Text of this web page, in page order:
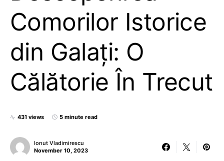
Comorilor Istorice
din Galați: O
Călătorie În Trecut
431 views 5 minute read
Ionut Vladimirescu
November 10, 2023